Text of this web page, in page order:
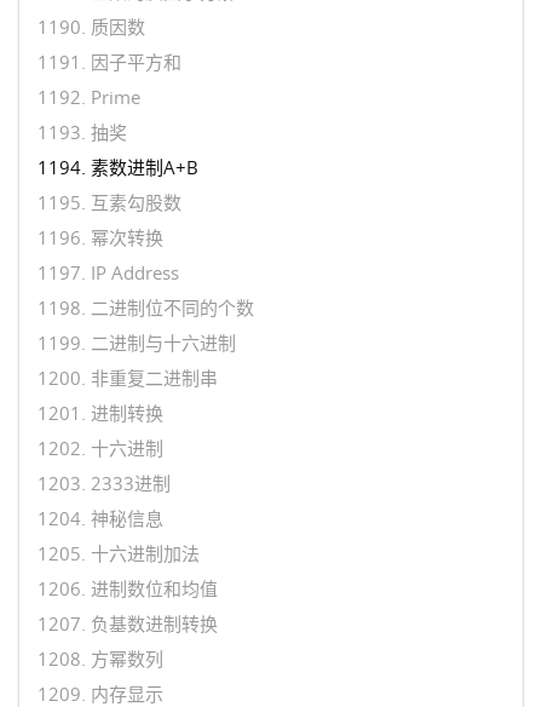
1190. 质因数
1191. 因子平方和
1192. Prime
1193. 抽奖
1194. 素数进制A+B
1195. 互素勾股数
1196. 幂次转换
1197. IP Address
1198. 二进制位不同的个数
1199. 二进制与十六进制
1200. 非重复二进制串
1201. 进制转换
1202. 十六进制
1203. 2333进制
1204. 神秘信息
1205. 十六进制加法
1206. 进制数位和均值
1207. 负基数进制转换
1208. 方幂数列
1209. 内存显示